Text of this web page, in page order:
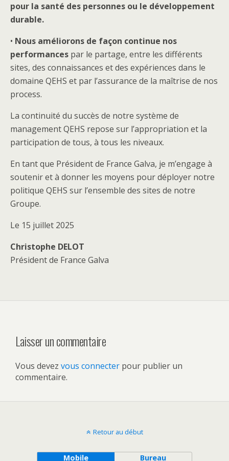
pour la santé des personnes ou le développement
durable.
• Nous améliorons de façon continue nos
performances par le partage, entre les différents
sites, des connaissances et des expériences dans le
domaine QEHS et par l’assurance de la maîtrise de nos
process.
La continuité du succès de notre système de
management QEHS repose sur l’appropriation et la
participation de tous, à tous les niveaux.
En tant que Président de France Galva, je m’engage à
soutenir et à donner les moyens pour déployer notre
politique QEHS sur l’ensemble des sites de notre
Groupe.
Le 15 juillet 2025
Christophe DELOT
Président de France Galva
Laisser un commentaire
Vous devez vous connecter pour publier un
commentaire.
Retour au début
Mobile Bureau